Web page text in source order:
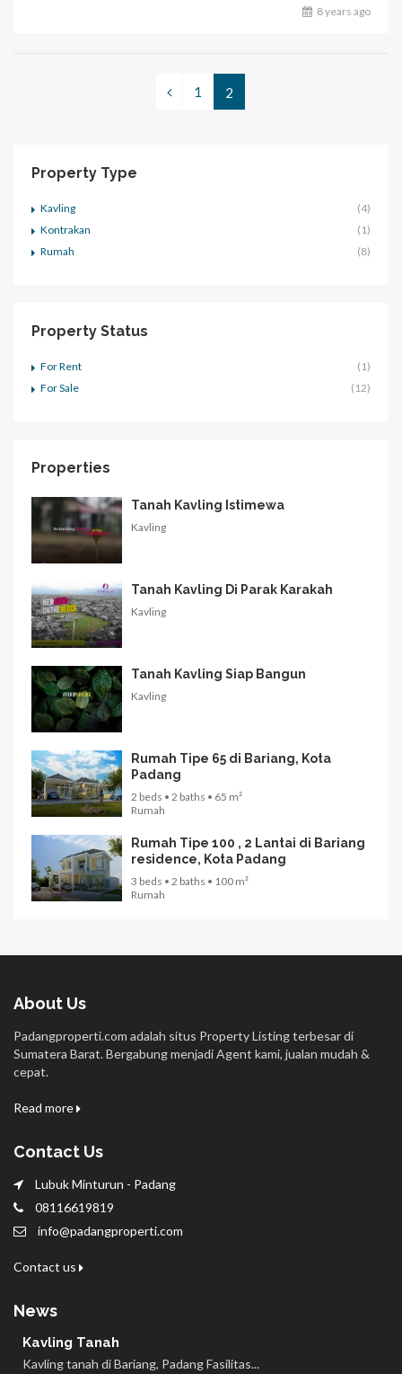
8 years ago
1 2
Property Type
Kavling
(4)
Kontrakan
(1)
Rumah
(8)
Property Status
For Rent
(1)
For Sale
(12)
Properties
Tanah Kavling Istimewa
Kavling
Tanah Kavling Di Parak Karakah
Kavling
Tanah Kavling Siap Bangun
Kavling
Rumah Tipe 65 di Bariang, Kota
Padang
2 beds • 2 baths • 65 m²
Rumah
Rumah Tipe 100 , 2 Lantai di Bariang
residence, Kota Padang
3 beds • 2 baths • 100 m²
Rumah
About Us
Padangproperti.com adalah situs Property Listing terbesar di
Sumatera Barat. Bergabung menjadi Agent kami, jualan mudah &
cepat.
Read more
Contact Us
Lubuk Minturun - Padang
08116619819
info@padangproperti.com
Contact us
News
Kavling Tanah
Kavling tanah di Bariang, Padang Fasilitas...